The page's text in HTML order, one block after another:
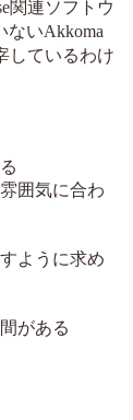
関連ソフトウ
ないAkkoma
しているわけ
囲気に合わ
ように求め
がある